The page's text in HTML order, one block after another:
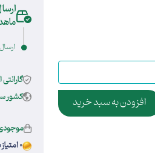
افزودن به سبد خرید
کشور
0 امتیاز با خرید این کالا